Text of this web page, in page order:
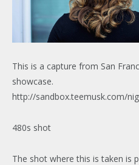
This is a capture from San
showcase.
http://sandbox.teemusk.com/
480s shot
The shot where this is taken is